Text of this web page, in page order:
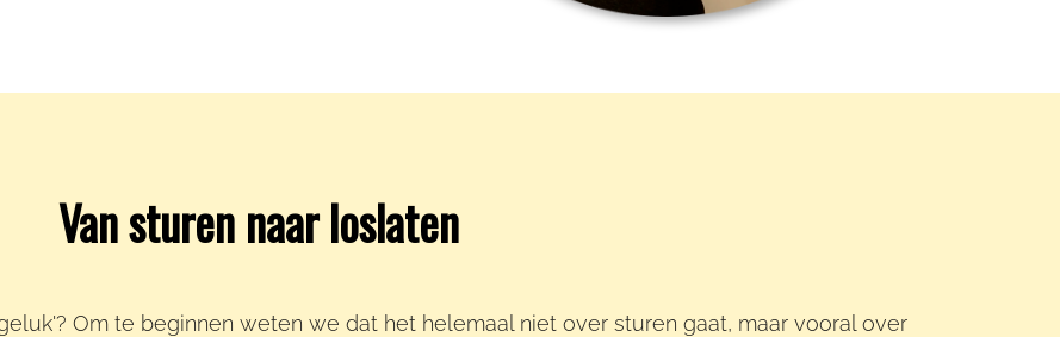
Van sturen naar loslaten
Om te beginnen weten we dat het helemaal niet over sturen gaat, maar vooral over